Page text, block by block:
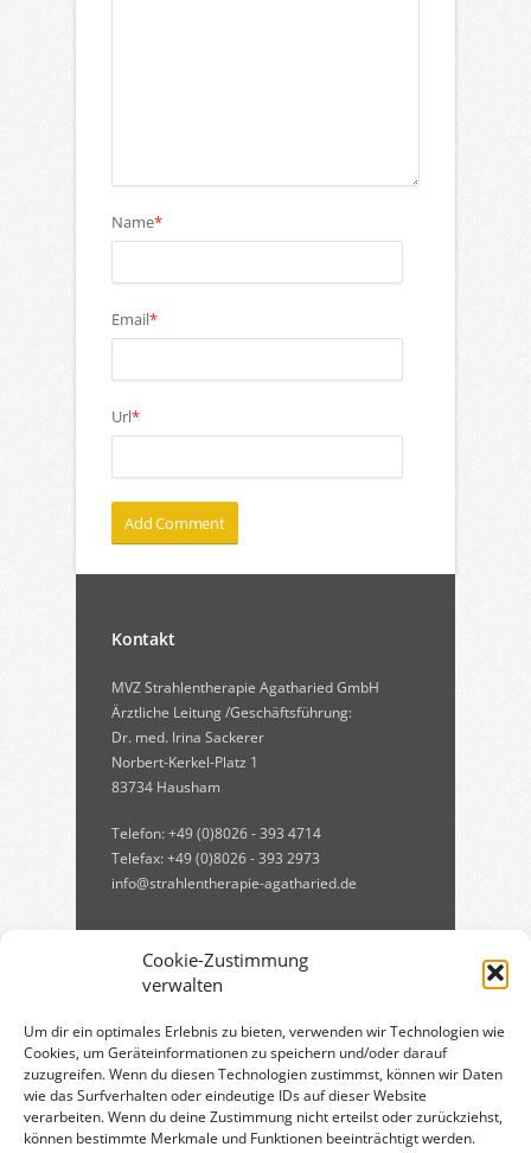
Cookie-Zustimmung
verwalten
Um dir ein optimales Erlebnis zu bieten, verwenden wir Technologien wie
Cookies, um Geräteinformationen zu speichern und/oder darauf
zuzugreifen. Wenn du diesen Technologien zustimmst, können wir Daten
wie das Surfverhalten oder eindeutige IDs auf dieser Website
verarbeiten. Wenn du deine Zustimmung nicht erteilst oder zurückziehst,
können bestimmte Merkmale und Funktionen beeinträchtigt werden.
Name*
Email*
Url*
Kontakt
MVZ Strahlentherapie Agatharied GmbH
Ärztliche Leitung /Geschäftsführung:
Dr. med. Irina Sackerer
Norbert-Kerkel-Platz 1
83734 Hausham
Telefon: +49 (0)8026 - 393 4714
Telefax: +49 (0)8026 - 393 2973
info@strahlentherapie-agatharied.de
Qualitätsmanagement:
Qualitätsmanagement in der